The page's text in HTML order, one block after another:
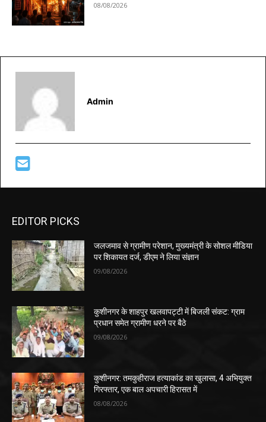
08/08/2026
Admin
EDITOR PICKS
जलजमाव से ग्रामीण परेशान, मुख्यमंत्री के सोशल मीडिया
पर शिकायत दर्ज, डीएम ने लिया संज्ञान
09/08/2026
कुशीनगर के शाहपुर खलवापट्टी में बिजली संकट: ग्राम
प्रधान समेत ग्रामीण धरने पर बैठे
09/08/2026
कुशीनगर: तमकुहीराज हत्याकांड का खुलासा, 4 अभियुक्त
गिरफ्तार, एक बाल अपचारी हिरासत में
08/08/2026